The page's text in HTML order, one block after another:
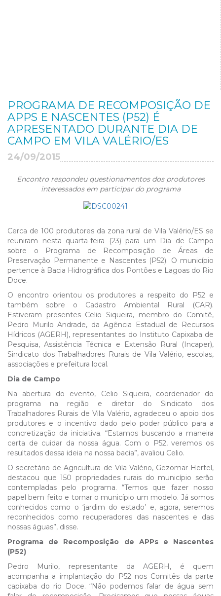
PROGRAMA DE RECOMPOSIÇÃO DE
APPS E NASCENTES (P52) É
APRESENTADO DURANTE DIA DE
CAMPO EM VILA VALÉRIO/ES
24/09/2015
Encontro respondeu questionamentos dos produtores
interessados em participar do programa
Cerca de 100 produtores da zona rural de Vila Valério/ES se
reuniram nesta quarta-feira (23) para um Dia de Campo
sobre o Programa de Recomposição de Áreas de
Preservação Permanente e Nascentes (P52). O município
pertence à Bacia Hidrográfica dos Pontões e Lagoas do Rio
Doce.
O encontro orientou os produtores a respeito do P52 e
também sobre o Cadastro Ambiental Rural (CAR).
Estiveram presentes Celio Siqueira, membro do Comitê,
Pedro Murilo Andrade, da Agência Estadual de Recursos
Hídricos (AGERH), representantes do Instituto Capixaba de
Pesquisa, Assistência Técnica e Extensão Rural (Incaper),
Sindicato dos Trabalhadores Rurais de Vila Valério, escolas,
associações e prefeitura local.
Dia de Campo
Na abertura do evento, Celio Siqueira, coordenador do
programa na região e diretor do Sindicato dos
Trabalhadores Rurais de Vila Valério, agradeceu o apoio dos
produtores e o incentivo dado pelo poder público para a
concretização da iniciativa. “Estamos buscando a maneira
certa de cuidar da nossa água. Com o P52, veremos os
resultados dessa ideia na nossa bacia”, avaliou Celio.
O secretário de Agricultura de Vila Valério, Gezomar Hertel,
destacou que 150 propriedades rurais do município serão
contempladas pelo programa. “Temos que fazer nosso
papel bem feito e tornar o município um modelo. Já somos
conhecidos como o ‘jardim do estado’ e, agora, seremos
reconhecidos como recuperadores das nascentes e das
nossas águas”, disse.
Programa de Recomposição de APPs e Nascentes
(P52)
Pedro Murilo, representante da AGERH, é quem
acompanha a implantação do P52 nos Comitês da parte
capixaba do rio Doce. “Não podemos falar de água sem